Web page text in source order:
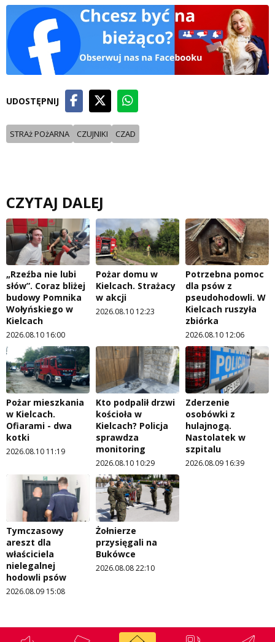
UDOSTĘPNIJ
STRAż POżARNA CZUJNIKI CZAD
CZYTAJ DALEJ
„Rzeźba nie lubi
słów”. Coraz bliżej
budowy Pomnika
Wołyńskiego w
Kielcach
2026.08.10 16:00
Pożar domu w
Kielcach. Strażacy
w akcji
2026.08.10 12:23
Potrzebna pomoc
dla psów z
pseudohodowli. W
Kielcach ruszyła
zbiórka
2026.08.10 12:06
Pożar mieszkania
w Kielcach.
Ofiarami - dwa
kotki
2026.08.10 11:19
Kto podpalił drzwi
kościoła w
Kielcach? Policja
sprawdza
monitoring
2026.08.10 10:29
Zderzenie
osobówki z
hulajnogą.
Nastolatek w
szpitalu
2026.08.09 16:39
Tymczasowy
areszt dla
właściciela
nielegalnej
hodowli psów
2026.08.09 15:08
Żołnierze
przysięgali na
Bukówce
2026.08.08 22:10